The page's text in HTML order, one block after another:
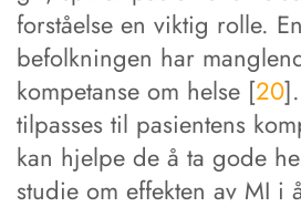
forståelse en viktig rolle.
befolkningen har
kompetanse om helse [20
tilpasses til pasientens
kan hjelpe de å ta gode
studie om effekten av MI i